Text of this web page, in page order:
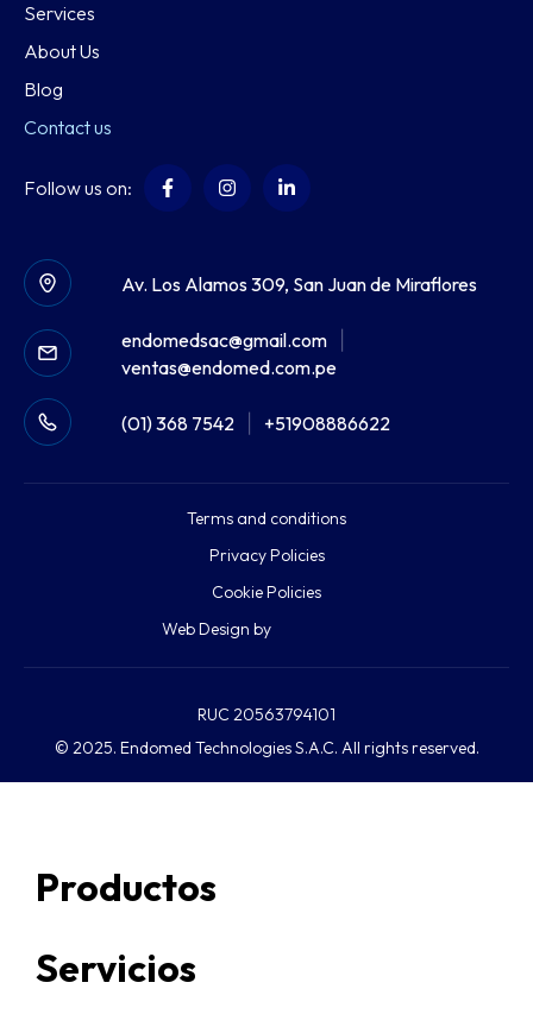
Services
About Us
Blog
Contact us
Av. Los Alamos 309, San Juan de Miraflores
endomedsac@gmail.com
ventas@endomed.com.pe
(01) 368 7542 +51908886622
Follow us on:
Terms and conditions
Privacy Policies
Cookie Policies
Web Design by
RUC 20563794101
© 2025. Endomed Technologies S.A.C. All rights reserved.
Productos
Servicios